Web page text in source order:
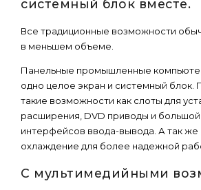
системный блок вместе.
Все традиционные возможности
в меньшем объеме.
Панельные промышленные
одно целое экран и системный блок.
такие возможности как слоты для
расширения, DVD приводы и
интерфейсов ввода-вывода. А так же
охлаждение для более надежной
С мультимедийными